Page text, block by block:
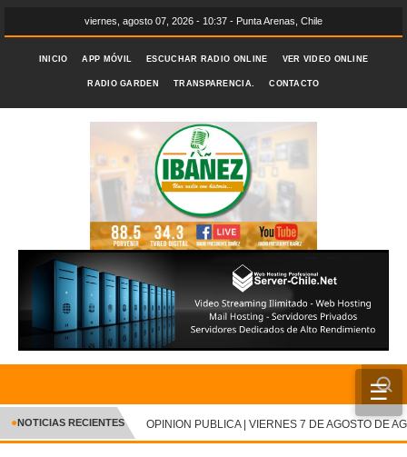
viernes, agosto 07, 2026 - 10:37 - Punta Arenas, Chile
INICIO APP MÓVIL ESCUCHAR RADIO ONLINE VER VIDEO ONLINE
RADIO GARDEN TRANSPARENCIA. CONTACTO
☰
INICIO
CRÓNICA
●NOTICIAS RECIENTES OPINION PUBLICA | VIERNES 7 DE AGOSTO DE